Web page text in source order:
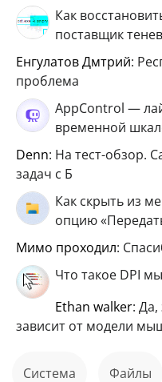
Как
поставщик
Енгулатов Дмтрий:
проблема
AppControl —
временной
Denn: На тест-обзор.
задач с Б
Как скрыть из
опцию
мимо проходил:
Что такое DPI
ethan walker:
зависит от модели
Система файлы